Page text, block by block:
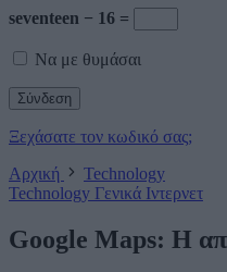
seventeen − 16 =
Να με θυμάσαι
Ξεχάσατε τον κωδικό σας;
Αρχική
Technology
Technology Γενικά Ιντερνετ
Google Maps: Η